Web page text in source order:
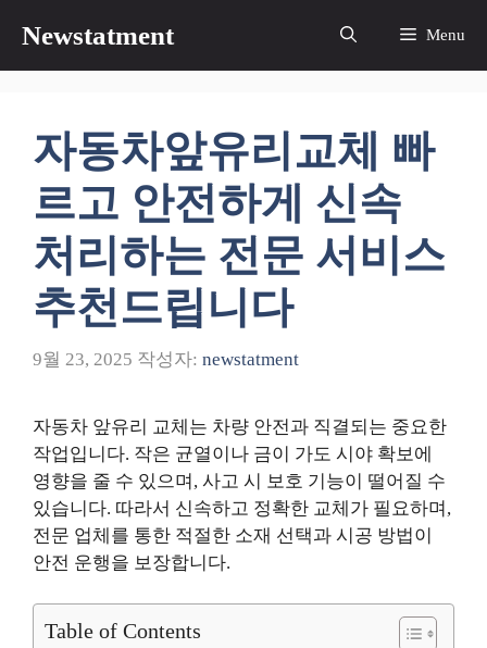
츠
Newstatment Menu
자동차앞유리교체 빠
르고 안전하게 신속
처리하는 전문 서비스
추천드립니다
9월 23, 2025 작성자: newstatment
자동차 앞유리 교체는 차량 안전과 직결되는 중요한
작업입니다. 작은 균열이나 금이 가도 시야 확보에
영향을 줄 수 있으며, 사고 시 보호 기능이 떨어질 수
있습니다. 따라서 신속하고 정확한 교체가 필요하며,
전문 업체를 통한 적절한 소재 선택과 시공 방법이
안전 운행을 보장합니다.
Table of Contents